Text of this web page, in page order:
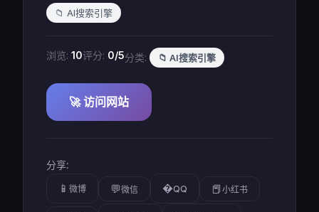
📁 AI搜索引擎
浏览: 10评分: 0/5分类: 📁 AI搜索引擎
🚀 访问网站
分享:
📱 微博 💬微信 �QQ 📕 小红书